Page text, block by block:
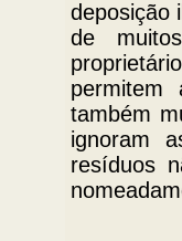
deposição
de
permitem
também
ignoram
resíduos